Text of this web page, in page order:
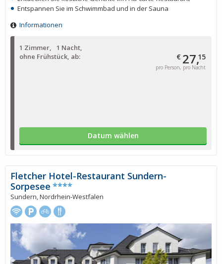
1 Zimmer
1 Nacht
ohne Frühstück, ab:
€ 27,15
pro Person, pro Nacht
Datum wählen
Entspannen Sie im Schwimmbad und in der Sauna
Informationen
Fletcher Hotel-Restaurant Sundern-
Sorpesee ****
Sundern, Nordrhein-Westfalen